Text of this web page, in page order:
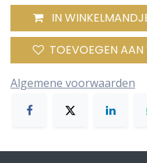
IN
TOEVOEGEN AAN
Algemene voorwaarden